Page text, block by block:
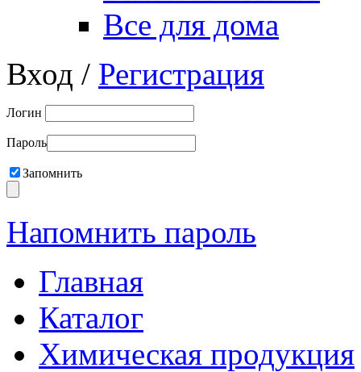
Все для дома
Вход / Регистрация
Логин
Пароль
Запомнить
Напомнить пароль
Главная
Каталог
Химическая продукция